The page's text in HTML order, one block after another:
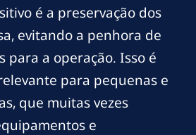
é a preservação dos
evitando a penhora de
para a operação. Isso é
para pequenas e
que muitas vezes
e